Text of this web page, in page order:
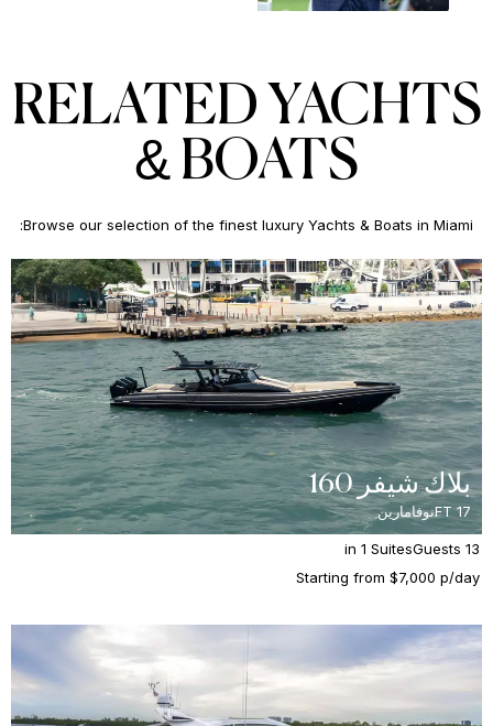
RELATED YACHTS
& BOATS
Browse our selection of the finest luxury Yachts & Boats in Miami:
بلاك شيفر 160
17 FT نوفامارين
13 Guests
in 1 Suites
Starting from $7,000 p/day